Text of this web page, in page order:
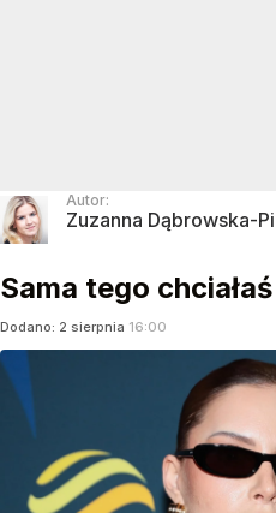
Autor:
Zuzanna Dąbrowska-
Sama tego chciałaś
Dodano: 2 sierpnia 16:00